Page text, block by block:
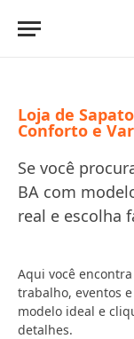
Loja de
Conforto e
Se você
BA com
real e escolha
Aqui você
trabalho, eventos
modelo ideal e
detalhes.